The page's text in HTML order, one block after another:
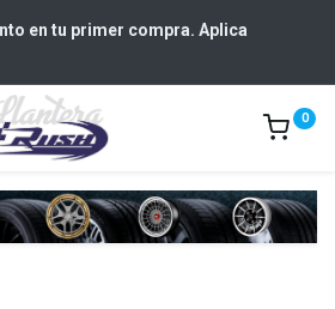
en tu primer compra. Aplica
0